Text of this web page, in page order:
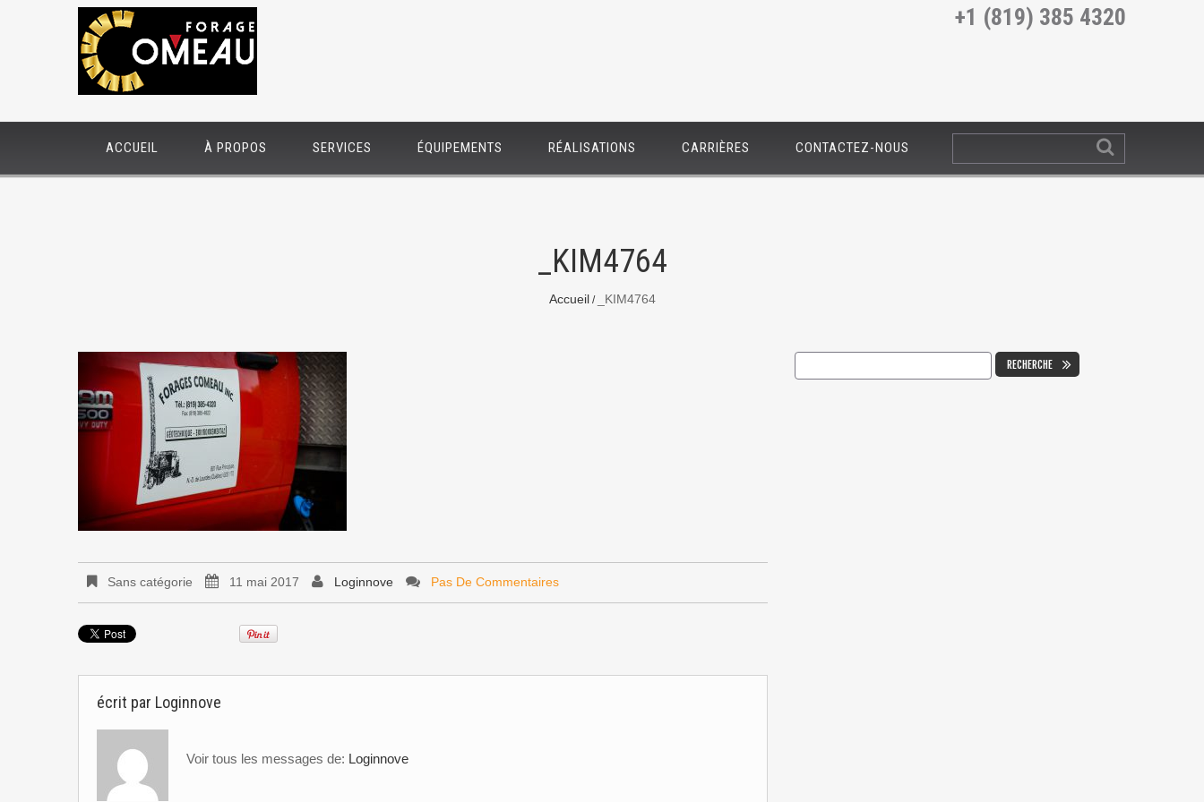
+1 (819) 385 4320
ACCUEIL À PROPOS SERVICES ÉQUIPEMENTS RÉALISATIONS CARRIÈRES CONTACTEZ-NOUS
_KIM4764
Accueil _KIM4764
Sans catégorie 11 mai 2017 Loginnove Pas De Commentaires
écrit par Loginnove
Voir tous les messages de: Loginnove